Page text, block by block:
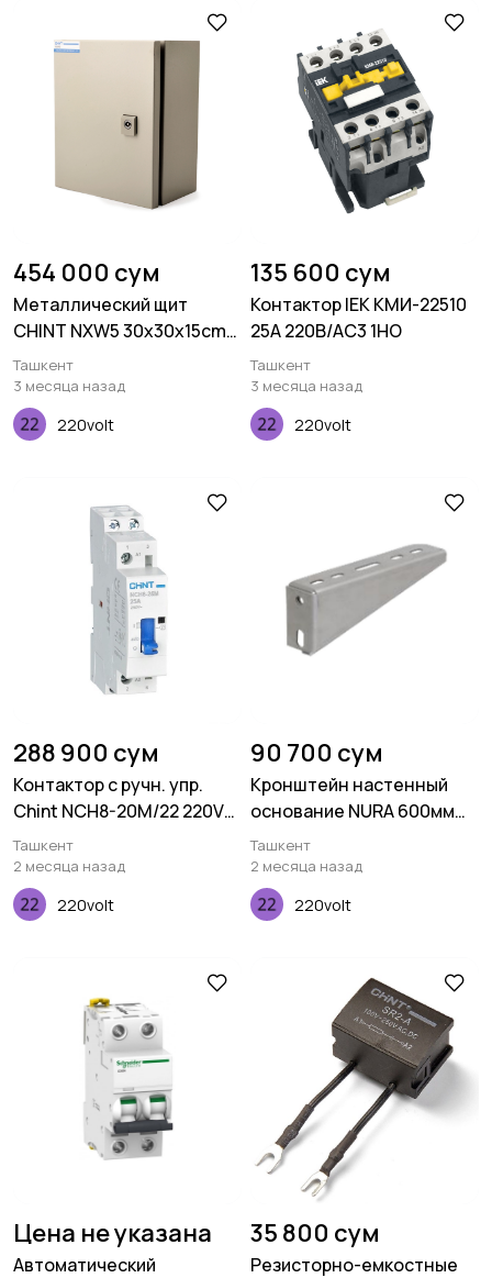
454 000 сум
Металлический щит
CHINT NXW5 30x30x15cm
IP54
Ташкент
3 месяца назад
220volt
135 600 сум
Контактор IEK КМИ-22510
25А 220В/АС3 1НО
Ташкент
3 месяца назад
220volt
288 900 сум
Контактор с ручн. упр.
Chint NCH8-20M/22 220V
20А
Ташкент
2 месяца назад
220volt
90 700 сум
Кронштейн настенный
основание NURA 600мм
2мм
Ташкент
2 месяца назад
220volt
Цена не указана
Автоматический
35 800 сум
Резисторно-емкостные